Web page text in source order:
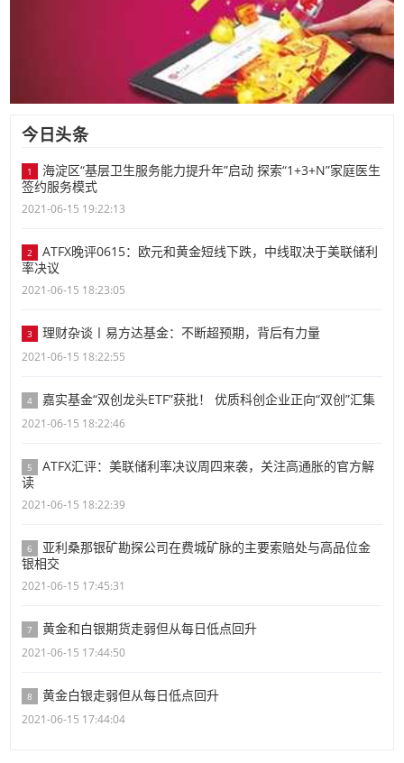
今日头条
1
海淀区“基层卫生服务能力提升年”启动 探索“1+3+N”家庭医生
签约服务模式
2021-06-15 19:22:13
2
ATFX晚评0615：欧元和黄金短线下跌，中线取决于美联储利
率决议
2021-06-15 18:23:05
3 理财杂谈〡易方达基金：不断超预期，背后有力量
2021-06-15 18:22:55
4 嘉实基金“双创龙头ETF”获批！ 优质科创企业正向“双创”汇集
2021-06-15 18:22:46
5
ATFX汇评：美联储利率决议周四来袭，关注高通胀的官方解
读
2021-06-15 18:22:39
6
亚利桑那银矿勘探公司在费城矿脉的主要索赔处与高品位金
银相交
2021-06-15 17:45:31
7 黄金和白银期货走弱但从每日低点回升
2021-06-15 17:44:50
8 黄金白银走弱但从每日低点回升
2021-06-15 17:44:04